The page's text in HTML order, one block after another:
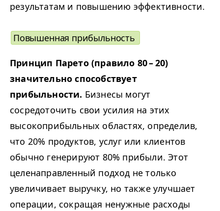
результатам и повышению эффективности.
Повышенная прибыльность
Принцип Парето (правило 80 – 20)
значительно способствует
прибыльности. Бизнесы могут
сосредоточить свои усилия на этих
высокоприбыльных областях, определив,
что 20% продуктов, услуг или клиентов
обычно генерируют 80% прибыли. Этот
целенаправленный подход не только
увеличивает выручку, но также улучшает
операции, сокращая ненужные расходы